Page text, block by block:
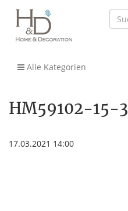
Alle Kategorien
HM59102-15-3
17.03.2021 14:00